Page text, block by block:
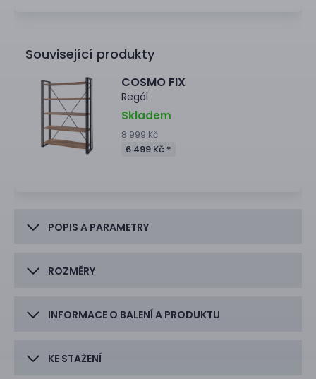
Související produkty
COSMO FIX
Regál
Skladem
8 999 Kč
6 499 Kč *
POPIS A PARAMETRY
ROZMĚRY
INFORMACE O BALENÍ A PRODUKTU
KE STAŽENÍ